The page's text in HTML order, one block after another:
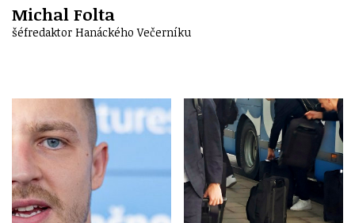
Michal Folta
šéfredaktor Hanáckého Večerníku